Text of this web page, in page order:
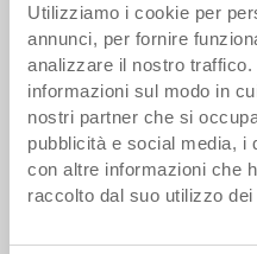
Utilizziamo i cookie per
annunci, per fornire
analizzare il nostro
informazioni sul modo in
nostri partner che si
pubblicità e social media, i
con altre informazioni che
raccolto dal suo utilizzo
offerta
Dati articolo
Codice
101-6420-2
600 x 400 x 200 mm